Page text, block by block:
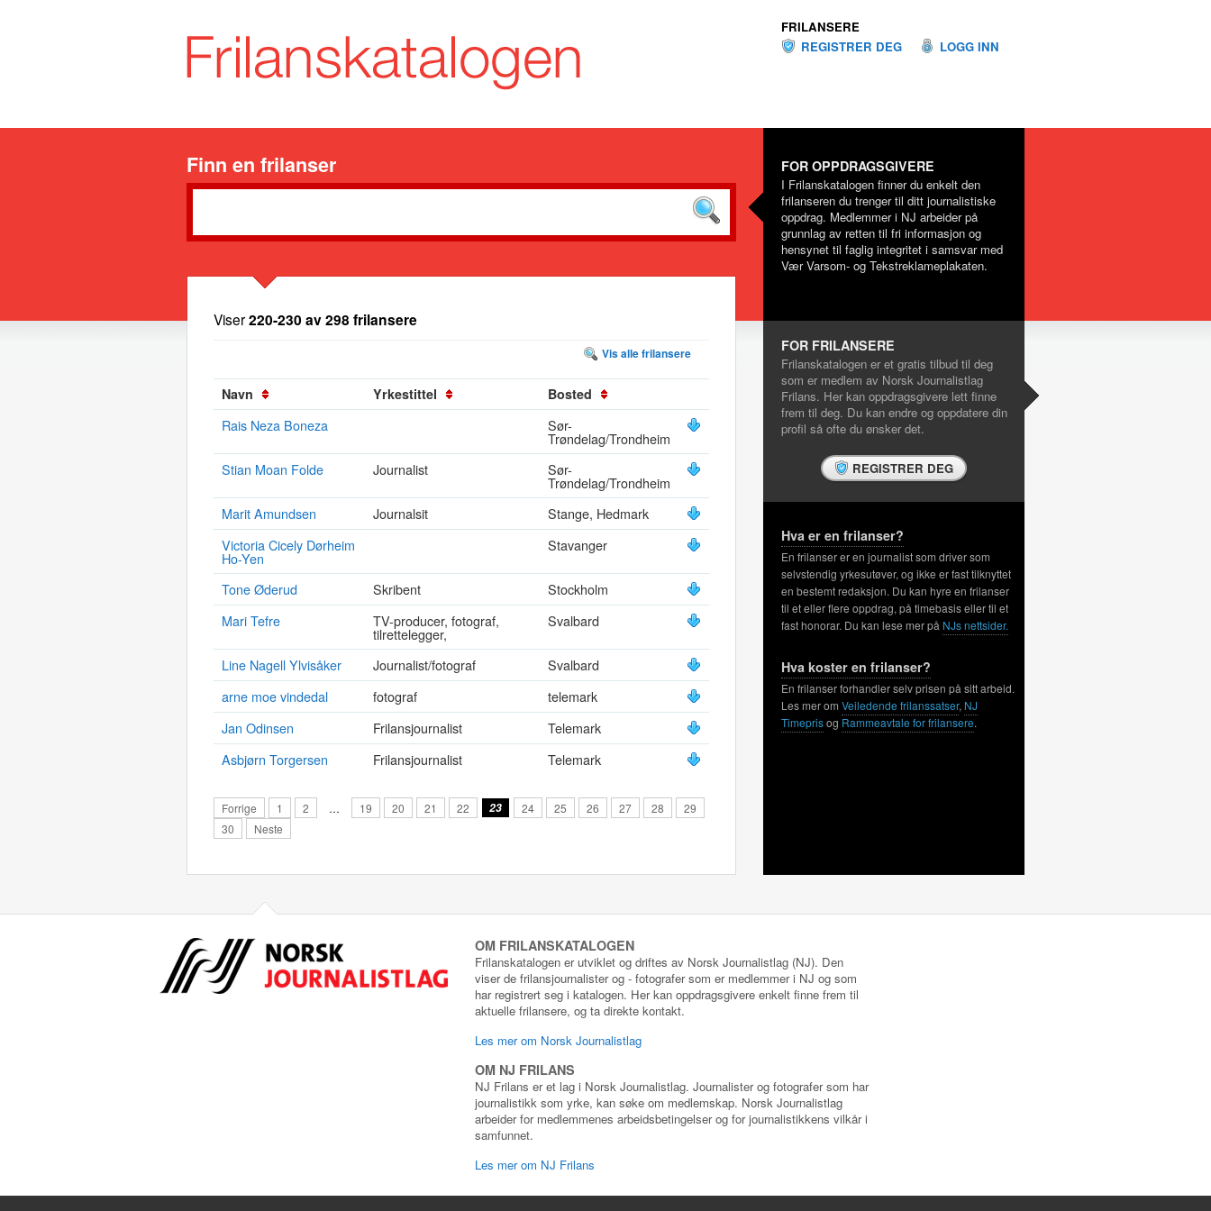
FRILANSERE
REGISTRER DEG
LOGG INN
Finn en frilanser FOR OPPDRAGSGIVERE
I Frilanskatalogen finner du enkelt den
frilanseren du trenger til ditt journalistiske
oppdrag. Medlemmer i NJ arbeider på
grunnlag av retten til fri informasjon og
hensynet til faglig integritet i samsvar med
Vær Varsom- og Tekstreklameplakaten.
Viser220-230 av 298 frilansere
Vis alle frilansere
Navn Yrkestittel Bosted
Rais Neza Boneza Sør-
Trøndelag/Trondheim
Stian Moan Folde
Journalist Sør-
Trøndelag/Trondheim
Marit Amundsen
Journalsit
Stange, Hedmark
Victoria Cicely Dørheim
Ho-Yen
Stavanger
Tone Øderud Skribent
Stockholm
Mari Tefre
TV-producer, fotograf,
tilrettelegger,
Svalbard
Line Nagell Ylvisåker Journalist/fotograf
Svalbard
arne moe vindedal
fotograf
telemark
Jan Odinsen
Frilansjournalist
Telemark
Asbjørn Torgersen
Frilansjournalist Telemark
Forrige 1 2 … 19 20 21 22 23 24 25 26 27 28
29
30
Neste
FOR FRILANSERE
Frilanskatalogen er et gratis tilbud til deg
som er medlem av Norsk Journalistlag
Frilans. Her kan oppdragsgivere lett finne
frem til deg. Du kan endre og oppdatere din
profil så ofte du ønsker det.
REGISTRER DEG
Hva er en frilanser?
En frilanser er en journalist som driver som
selvstendig yrkesutøver, og ikke er fast tilknyttet
en bestemt redaksjon. Du kan hyre en frilanser
til et eller flere oppdrag, på timebasis eller til et
fast honorar. Du kan lese mer på NJs nettsider.
Hva koster en frilanser?
En frilanser forhandler selv prisen på sitt arbeid.
Les mer om Veiledende frilanssatser, NJ
Timeprisog Rammeavtale for frilansere.
OM FRILANSKATALOGEN
Frilanskatalogen er utviklet og driftes av Norsk Journalistlag (NJ). Den
viser de frilansjournalister og - fotografer som er medlemmer i NJ og som
har registrert seg i katalogen. Her kan oppdragsgivere enkelt finne frem til
aktuelle frilansere, og ta direkte kontakt.
Les mer om Norsk Journalistlag
OM NJ FRILANS
NJ Frilans er et lag i Norsk Journalistlag. Journalister og fotografer som har
journalistikk som yrke, kan søke om medlemskap. Norsk Journalistlag
arbeider for medlemmenes arbeidsbetingelser og for journalistikkens vilkår i
samfunnet.
Les mer om NJ Frilans